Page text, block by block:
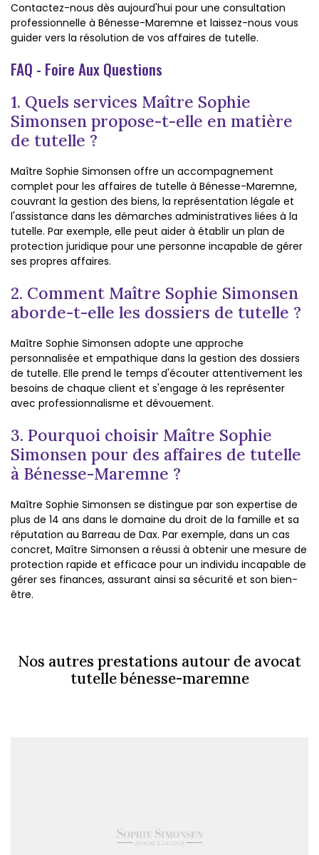
Contactez-nous dès aujourd'hui pour une consultation
professionnelle à Bénesse-Maremne et laissez-nous vous
guider vers la résolution de vos affaires de tutelle.
FAQ - Foire Aux Questions
1. Quels services Maître Sophie
Simonsen propose-t-elle en matière
de tutelle ?
Maître Sophie Simonsen offre un accompagnement
complet pour les affaires de tutelle à Bénesse-Maremne,
couvrant la gestion des biens, la représentation légale et
l'assistance dans les démarches administratives liées à la
tutelle. Par exemple, elle peut aider à établir un plan de
protection juridique pour une personne incapable de gérer
ses propres affaires.
2. Comment Maître Sophie Simonsen
aborde-t-elle les dossiers de tutelle ?
Maître Sophie Simonsen adopte une approche
personnalisée et empathique dans la gestion des dossiers
de tutelle. Elle prend le temps d'écouter attentivement les
besoins de chaque client et s'engage à les représenter
avec professionnalisme et dévouement.
3. Pourquoi choisir Maître Sophie
Simonsen pour des affaires de tutelle
à Bénesse-Maremne ?
Maître Sophie Simonsen se distingue par son expertise de
plus de 14 ans dans le domaine du droit de la famille et sa
réputation au Barreau de Dax. Par exemple, dans un cas
concret, Maître Simonsen a réussi à obtenir une mesure de
protection rapide et efficace pour un individu incapable de
gérer ses finances, assurant ainsi sa sécurité et son bien-
être.
Nos autres prestations autour de avocat
tutelle bénesse-maremne